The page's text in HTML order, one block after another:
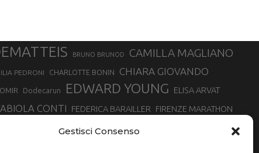
Gestisci Consenso
BRUNO BRUNOD CAMILLA MAGLIANO
PEDRONI CHARLOTTE BONIN CHIARA GIOVANDO
Dodecarun EDWARD YOUNG ELISA ARVAT
CONTI FEDERICA BARAILLER FIRENZE MARATHON
GIOVANNA EPIS GIULIANO CAVALLO